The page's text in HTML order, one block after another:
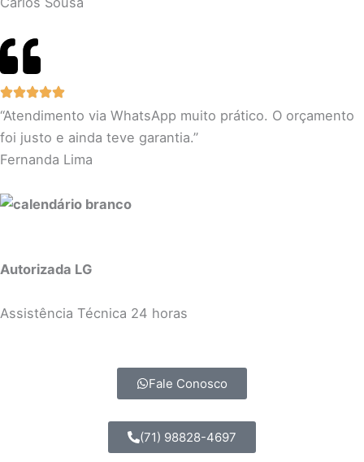
“Atendimento via WhatsApp muito prático. O orçamento
foi justo e ainda teve garantia.”
Fernanda Lima
Autorizada LG
Assistência Técnica 24 horas
Fale Conosco
(71) 98828-4697